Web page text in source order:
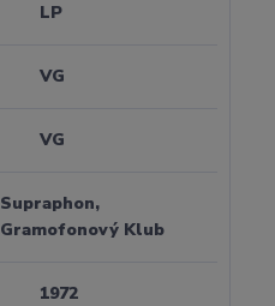
LP
VG
VG
Supraphon,
Gramofonový Klub
1972